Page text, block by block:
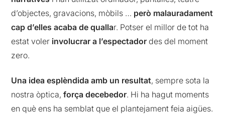
d’objectes, gravacions, mòbils … però malauradament
cap d’elles acaba de quallar. Potser el millor de tot ha
estat voler involucrar a l’espectador des del moment
zero.
Una idea esplèndida amb un resultat, sempre sota la
nostra òptica, força decebedor. Hi ha hagut moments
en què ens ha semblat que el plantejament feia aigües.